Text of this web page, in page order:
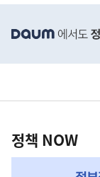
단
영
책
NOW,
정책 NOW